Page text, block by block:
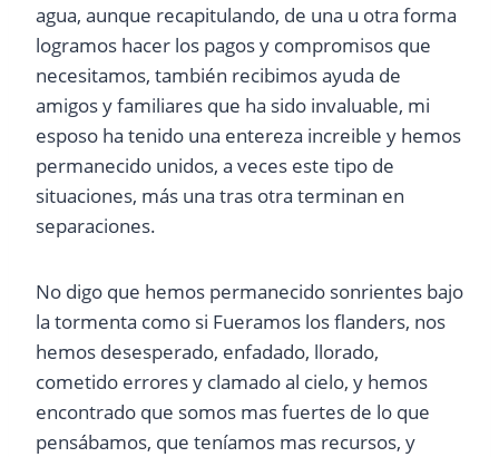
agua, aunque recapitulando, de una u otra forma
logramos hacer los pagos y compromisos que
necesitamos, también recibimos ayuda de
amigos y familiares que ha sido invaluable, mi
esposo ha tenido una entereza increible y hemos
permanecido unidos, a veces este tipo de
situaciones, más una tras otra terminan en
separaciones.
No digo que hemos permanecido sonrientes bajo
la tormenta como si Fueramos los flanders, nos
hemos desesperado, enfadado, llorado,
cometido errores y clamado al cielo, y hemos
encontrado que somos mas fuertes de lo que
pensábamos, que teníamos mas recursos, y